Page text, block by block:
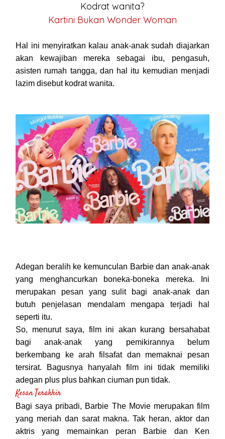
Kodrat wanita?
Kartini Bukan Wonder Woman
Hal ini menyiratkan kalau anak-anak sudah diajarkan
akan kewajiban mereka sebagai ibu, pengasuh,
asisten rumah tangga, dan hal itu kemudian menjadi
lazim disebut kodrat wanita.
Adegan beralih ke kemunculan Barbie dan anak-anak
yang menghancurkan boneka-boneka mereka. Ini
merupakan pesan yang sulit bagi anak-anak dan
butuh penjelasan mendalam mengapa terjadi hal
seperti itu.
So, menurut saya, film ini akan kurang bersahabat
bagi anak-anak yang pemikirannya belum
berkembang ke arah filsafat dan memaknai pesan
tersirat. Bagusnya hanyalah film ini tidak memiliki
adegan plus plus bahkan ciuman pun tidak.
Kesan Terakhir
Bagi saya pribadi, Barbie The Movie merupakan film
yang meriah dan sarat makna. Tak heran, aktor dan
aktris yang memainkan peran Barbie dan Ken